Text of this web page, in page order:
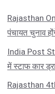
Rajasthan
पंचायत चुनाव
India Post
में स्टाफ कार
Rajasthan